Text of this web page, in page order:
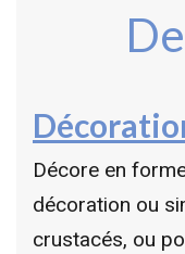
Décore en
décoration ou
crustacés, ou